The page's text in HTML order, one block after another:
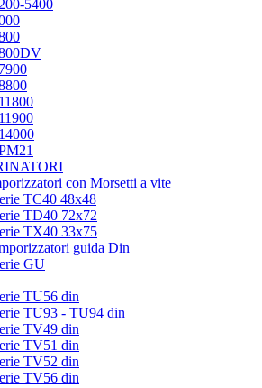
5400
con Morsetti a vite
TC40 48x48
TD40 72x72
TX40 33x75
guida Din
GU
TU56 din
TU93 - TU94 din
TV49 din
TV51 din
TV52 din
TV56 din